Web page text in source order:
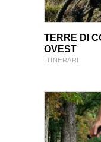
TERRE DI
OVEST
ITINERARI